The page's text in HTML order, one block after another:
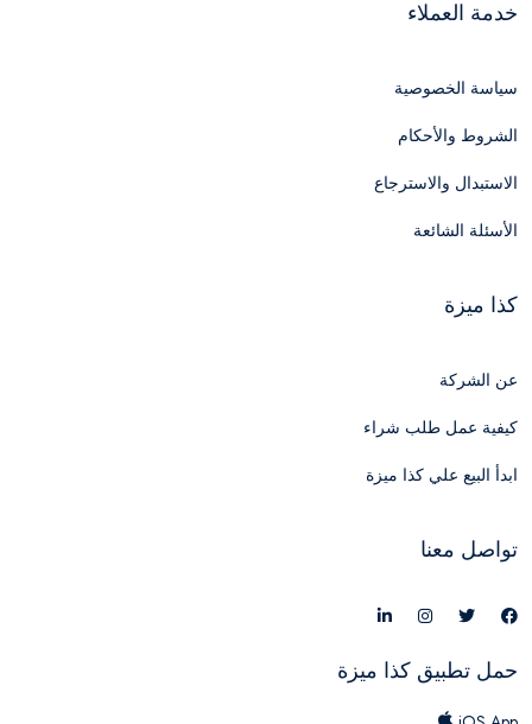
خدمة العملاء
سياسة الخصوصية
الشروط والأحكام
الاستبدال والاسترجاع
الأسئلة الشائعة
كذا ميزة
عن الشركة
كيفية عمل طلب شراء
ابدأ البيع علي كذا ميزة
تواصل معنا
حمل تطبيق كذا ميزة